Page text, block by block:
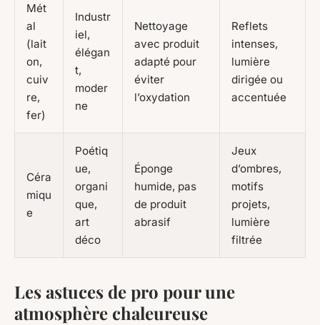
Mét
al
(lait
on,
cuiv
re,
fer)
Industr
iel,
élégan
t,
moder
ne
Nettoyage
avec produit
adapté pour
éviter
l’oxydation
Reflets
intenses,
lumière
dirigée ou
accentuée
Céra
miqu
e
Poétiq
ue,
organi
que,
art
déco
Éponge
humide, pas
de produit
abrasif
Jeux
d’ombres,
motifs
projets,
lumière
filtrée
Les astuces de pro pour une
atmosphère chaleureuse